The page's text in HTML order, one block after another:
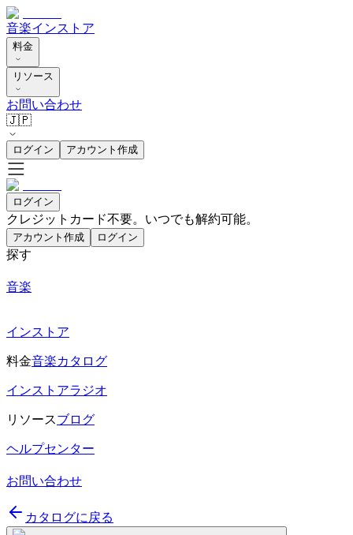
音楽インストア
料金
リソース
お問い合わせ
🇯🇵
ログイン アカウント作成
ログイン
クレジットカード不要。いつでも解約可能。
アカウント作成 ログイン
探す
音楽
インストア
料金音楽カタログ
インストアラジオ
リソースブログ
ヘルプセンター
お問い合わせ
カタログに戻る